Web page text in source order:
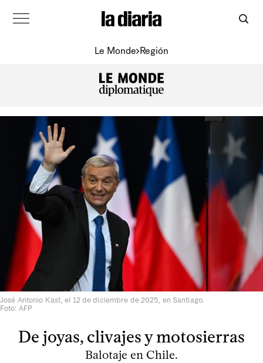
Le Monde Región
José Antonio Kast, el 12 de diciembre de 2025, en Santiago.
Foto: AFP
De joyas, clivajes y motosierras
Balotaje en Chile.